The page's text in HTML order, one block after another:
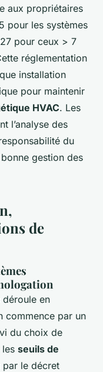
aux propriétaires
pour les systèmes
pour ceux > 7
réglementation
installation
pour maintenir
HVAC. Les
l’analyse des
du
gestion des
de
déroule en
commence par un
du choix de
les seuils de
par le décret